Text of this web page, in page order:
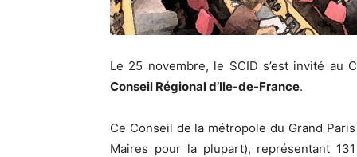
Le 25 novembre, le SCID s’est invité au
Conseil Régional d’Ile-de-France.
Ce Conseil de la métropole du Grand
Maires pour la plupart), représentant